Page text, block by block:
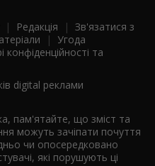
| Редакція | Зв'язатися з
| Угода
конфіденційності та
digital реклами
пам'ятайте, що зміст та
можуть зачіпати почуття
чи опосередковано
які порушують ці